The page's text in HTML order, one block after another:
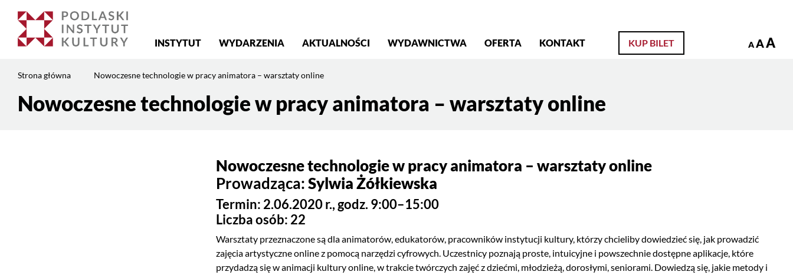
stronie:
Nowoczesne
główne
INSTYTUT WYDARZENIA AKTUALNOŚCI WYDAWNICTWA OFERTA KONTAKT KUP BILET A AA
Strona główna Nowoczesne technologie w pracy animatora – warsztaty online
Treść
stronyNowoczesne technologie w pracy animatora – warsztaty online
Nowoczesne technologie w pracy animatora – warsztaty online
Prowadząca: Sylwia Żółkiewska
Termin: 2.06.2020 r., godz. 9:00–15:00
Liczba osób: 22
Warsztaty przeznaczone są dla animatorów, edukatorów, pracowników instytucji kultury, którzy chcieliby dowiedzieć się, jak prowadzić
zajęcia artystyczne online z pomocą narzędzi cyfrowych. Uczestnicy poznają proste, intuicyjne i powszechnie dostępne aplikacje, które
przydadzą się w animacji kultury online, w trakcie twórczych zajęć z dziećmi, młodzieżą, dorosłymi, seniorami. Dowiedzą się, jakie metody i